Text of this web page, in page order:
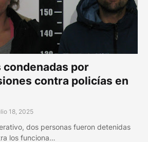
condenadas por
contra policías en
18, 2025
dos personas fueron detenidas
los funciona…